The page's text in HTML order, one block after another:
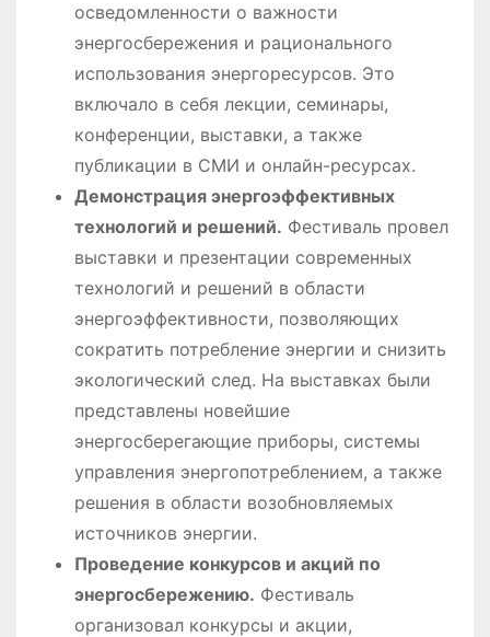
осведомленности о важности
энергосбережения и рационального
использования энергоресурсов. Это
включало в себя лекции, семинары,
конференции, выставки, а также
публикации в СМИ и онлайн-ресурсах.
Демонстрация энергоэффективных
технологий и решений. Фестиваль провел
выставки и презентации современных
технологий и решений в области
энергоэффективности, позволяющих
сократить потребление энергии и снизить
экологический след. На выставках были
представлены новейшие
энергосберегающие приборы, системы
управления энергопотреблением, а также
решения в области возобновляемых
источников энергии.
Проведение конкурсов и акций по
энергосбережению. Фестиваль
организовал конкурсы и акции,